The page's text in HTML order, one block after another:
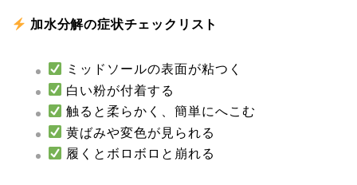
加水分解の症状チェックリスト
ミッドソールの表面が粘つく
白い粉が付着する
触ると柔らかく、簡単にへこむ
黄ばみや変色が見られる
履くとボロボロと崩れる